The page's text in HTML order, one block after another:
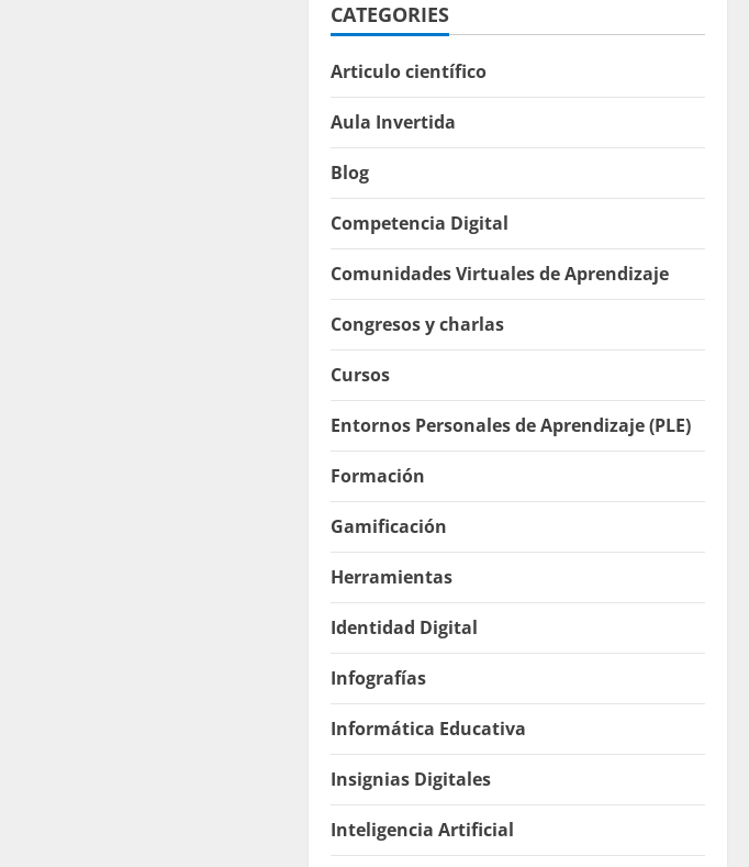
CATEGORIES
Articulo científico
Aula Invertida
Blog
Competencia Digital
Comunidades Virtuales de Aprendizaje
Congresos y charlas
Cursos
Entornos Personales de Aprendizaje (PLE)
Formación
Gamificación
Herramientas
Identidad Digital
Infografías
Informática Educativa
Insignias Digitales
Inteligencia Artificial